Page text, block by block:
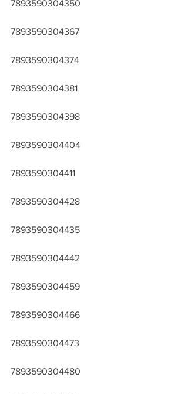
7893590304350
7893590304367
7893590304374
7893590304381
7893590304398
7893590304404
7893590304411
7893590304428
7893590304435
7893590304442
7893590304459
7893590304466
7893590304473
7893590304480